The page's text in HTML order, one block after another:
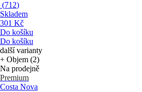
(712)
Skladem
301 Kč
Do košíku
Do košíku
další varianty
+ Objem (2)
Na prodejně
Premium
Costa Nova